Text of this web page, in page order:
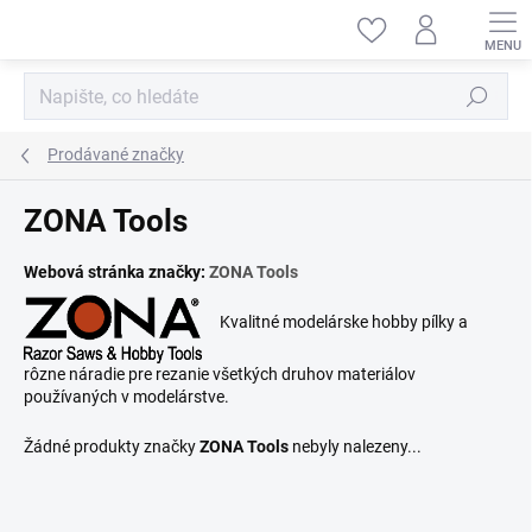
Hledat
Prodávané značky
ZONA Tools
Webová stránka značky: ZONA Tools
Kvalitné modelárske hobby pílky a
rôzne náradie pre rezanie všetkých druhov materiálov
používaných v modelárstve.
Žádné produkty značkyZONA Tools nebyly nalezeny...